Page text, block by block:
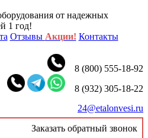
от надежных
1 год!
Отзывы Акции! Контакты
8 (800) 555-18-92
8 (932) 305-18-22
24@etalonvesi.ru
Заказать обратный звонок